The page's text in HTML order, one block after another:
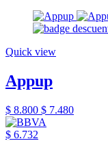
Quick view
Appup
$ 8.800 $ 7.480
$ 6.732